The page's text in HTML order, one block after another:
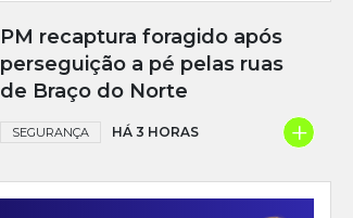
PM recaptura foragido após
perseguição a pé pelas ruas
de Braço do Norte
SEGURANÇA HÁ 3 HORAS +